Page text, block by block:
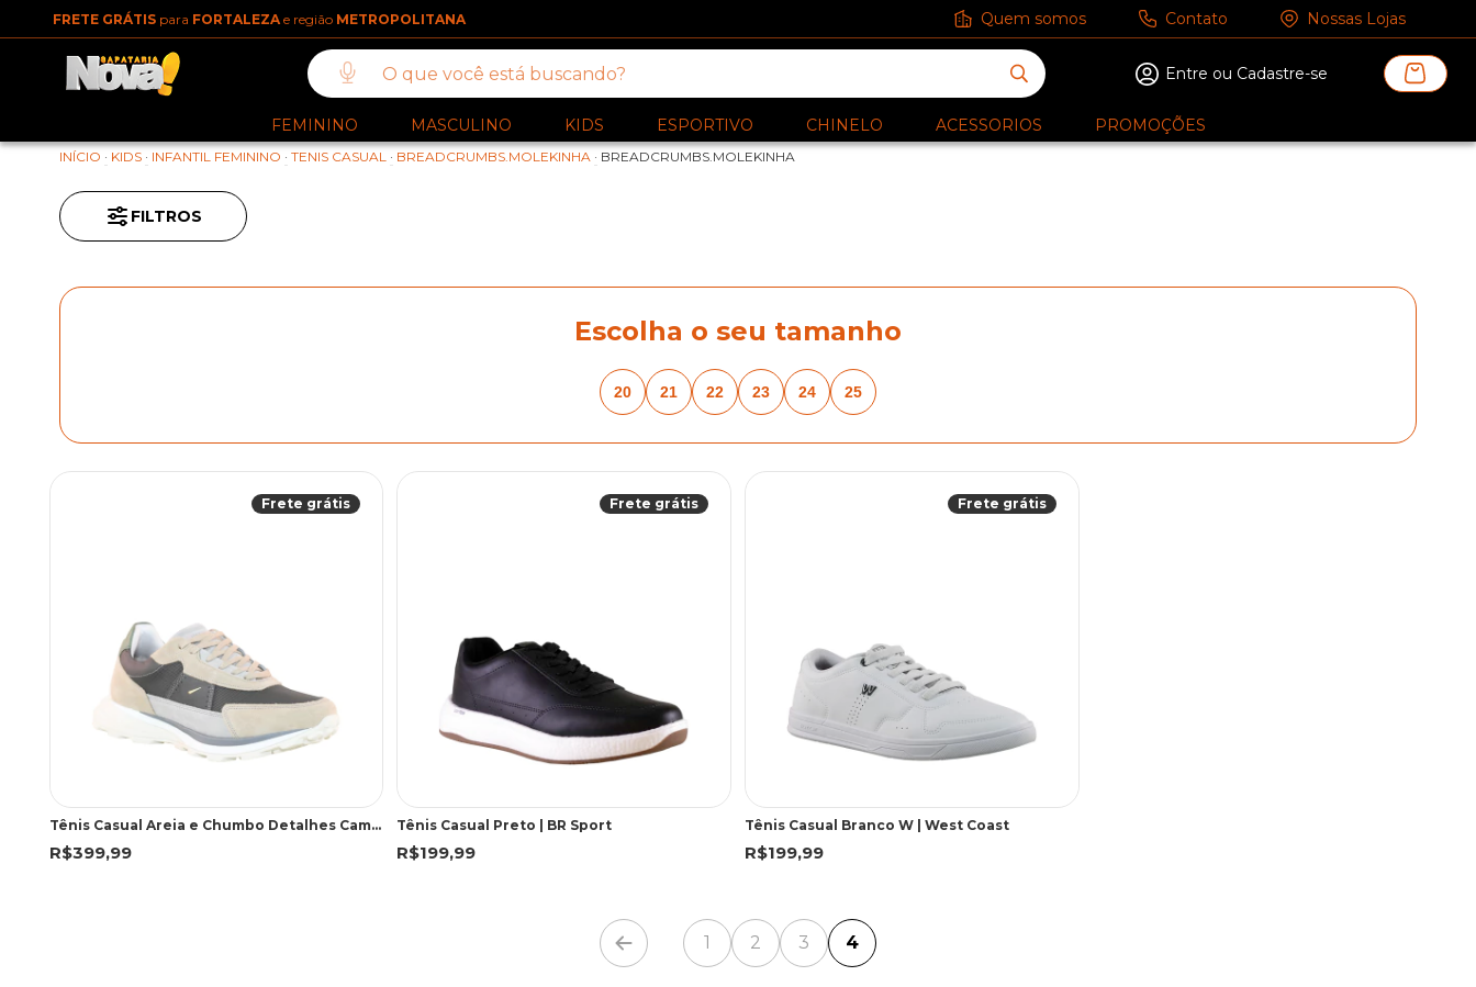
FRETE GRÁTIS para FORTALEZA e região METROPOLITANA Quem somos Contato Nossas Lojas
Entre ou Cadastre-se
FEMININO MASCULINO KIDS ESPORTIVO CHINELO ACESSORIOS PROMOÇÕES
INÍCIO · KIDS · INFANTIL FEMININO · TENIS CASUAL · BREADCRUMBS.MOLEKINHA · BREADCRUMBS.MOLEKINHA
FILTROS
Escolha o seu tamanho
20 21 22 23 24 25
Frete grátis
Tênis Casual Areia e Chumbo Detalhes Camurça | Ferracini
R$399,99
Frete grátis
Tênis Casual Preto | BR Sport
R$199,99
Frete grátis
Tênis Casual Branco W | West Coast
R$199,99
1 2 3 4